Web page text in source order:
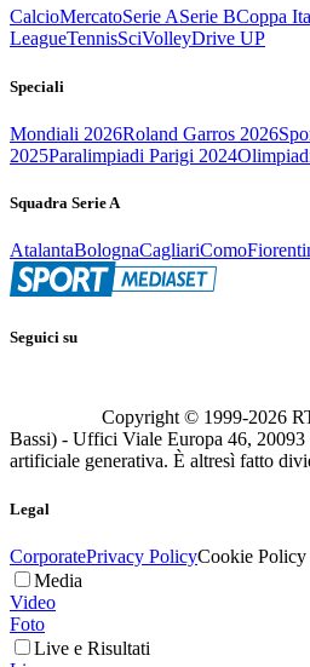
CalcioMercatoSerie ASerie BCoppa
LeagueTennisSciVolleyDrive UP
Speciali
Mondiali 2026Roland Garros 2026
2025Paralimpiadi Parigi 2024
Squadra Serie A
AtalantaBolognaCagliariComo
Seguici su
Copyright © 1999-2026
Bassi) - Uffici Viale Europa 46,
artificiale generativa. È altresì fatto
Legal
CorporatePrivacy PolicyCookie Policy
Media
Video
Foto
Live e Risultati